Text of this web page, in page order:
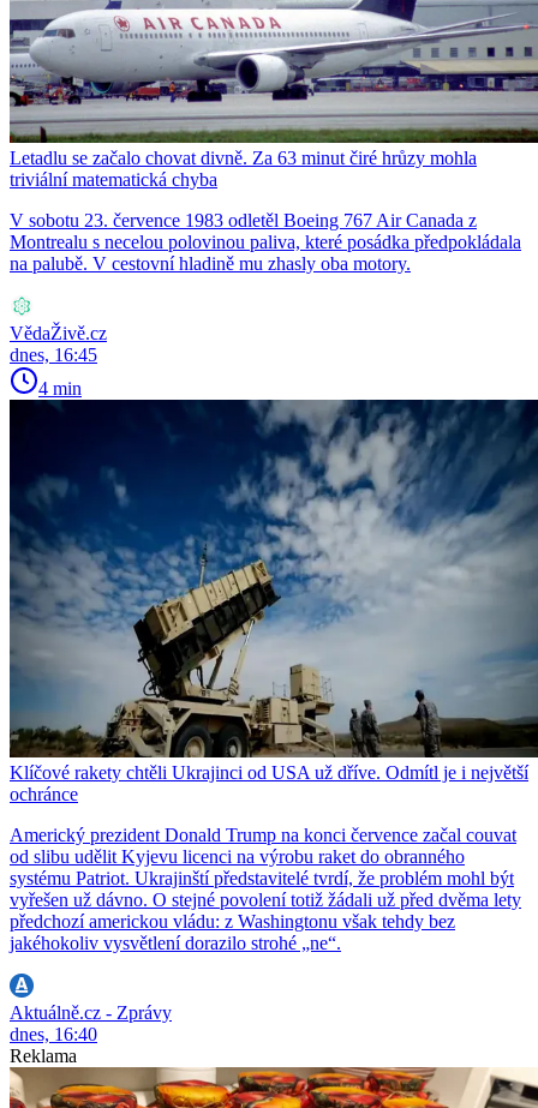
Letadlu se začalo chovat divně. Za 63 minut čiré hrůzy mohla
triviální matematická chyba
V sobotu 23. července 1983 odletěl Boeing 767 Air Canada z
Montrealu s necelou polovinou paliva, které posádka předpokládala
na palubě. V cestovní hladině mu zhasly oba motory.
VědaŽivě.cz
dnes, 16:45
4 min
Klíčové rakety chtěli Ukrajinci od USA už dříve. Odmítl je i největší
ochránce
Americký prezident Donald Trump na konci července začal couvat
od slibu udělit Kyjevu licenci na výrobu raket do obranného
systému Patriot. Ukrajinští představitelé tvrdí, že problém mohl být
vyřešen už dávno. O stejné povolení totiž žádali už před dvěma lety
předchozí americkou vládu: z Washingtonu však tehdy bez
jakéhokoliv vysvětlení dorazilo strohé „ne“.
Aktuálně.cz - Zprávy
dnes, 16:40
Reklama